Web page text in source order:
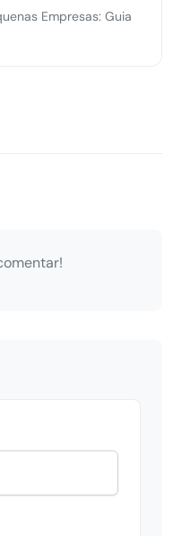
Empresas: Guia